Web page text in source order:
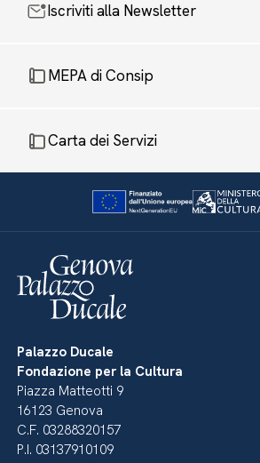
Iscriviti alla Newsletter
MEPA di Consip
Carta dei Servizi
Palazzo Ducale
Fondazione per la Cultura
Piazza Matteotti 9
16123 Genova
C.F. 03288320157
P.I. 03137910109